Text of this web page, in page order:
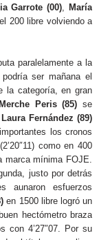
Garrote (00), María
200 libre volviendo a
paralelamente a la
ser mañana el
la categoría, en gran
Merche Peris (85) se
Laura Fernández (89)
los cronos
como en 400
marca mínima FOJE.
justo por detrás
aunaron esfuerzos
en 1500 libre logró un
hectómetro braza
con 4’27″07. Por su